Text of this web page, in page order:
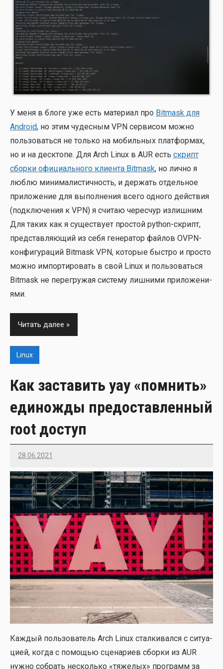
У меня в бло­ге уже есть мате­ри­ал про Bitmask для
Android, но этим чудес­ным VPN сер­ви­сом мож­но
поль­зо­вать­ся не толь­ко на мобиль­ных плат­фор­мах,
но и на деск­то­пе. Для Arch Linux в AUR есть скрипт
сбор­ки офи­ци­аль­но­го кли­ен­та Bitmask, но лич­но я
люб­лю мини­ма­ли­стич­ность, и дер­жать отдель­ное
при­ло­же­ние для выпол­не­ния все­го одно­го дей­ствия
(под­клю­че­ния к VPN) я счи­таю черес­чур излиш­ним.
Для таких как я суще­ству­ет про­стой python-скрипт,
пред­став­ля­ю­щий из себя гене­ра­тор фай­лов OVPN-
кон­фи­гу­ра­ций Bitmask VPN, кото­рые быст­ро и про­сто
мож­но импор­ти­ро­вать в свой Linux и поль­зо­вать­ся
Bitmask не пере­гру­жая систе­му лиш­ни­ми при­ло­же­ни­
я­ми.
Читать далее
Linux
Как заставить yay «помнить»
единожды предоставленный
root доступ
28.06.2021
Imatvey
Каж­дый поль­зо­ва­тель Arch Linux стал­ки­вал­ся с ситу­а­
ци­ей, когда с помо­щью сце­на­ри­ев сбор­ки из AUR
нуж­но собрать несколь­ко «тяже­лых» про­грамм за